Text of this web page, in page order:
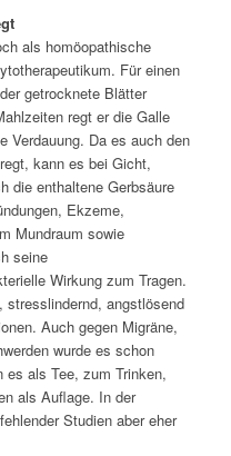
als homöopathische
Für einen
getrocknete Blätter
regt er die Galle
Verdauung. Da es auch den
kann es bei Gicht,
die enthaltene Gerbsäure
Ekzeme,
Mundraum sowie
seine
Wirkung zum Tragen.
angstlösend
Auch gegen Migräne,
wurde es schon
als Tee, zum Trinken,
als Auflage. In der
Studien aber eher